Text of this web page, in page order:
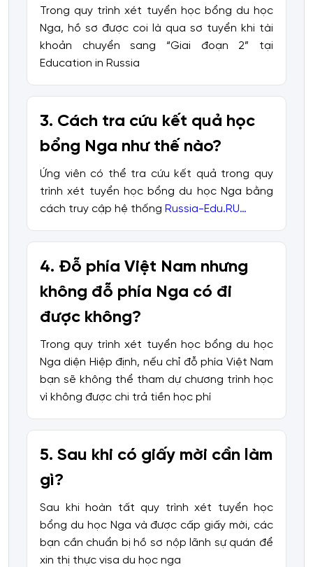
Trong quy trình xét tuyển học bổng du học
Nga, hồ sơ được coi là qua sơ tuyển khi tài
khoản chuyển sang “Giai đoạn 2” tại
Education in Russia
3. Cách tra cứu kết quả học
bổng Nga như thế nào?
Ứng viên có thể tra cứu kết quả trong quy
trình xét tuyển học bổng du học Nga bằng
cách truy cập hệ thống Russia-Edu.RU…
4. Đỗ phía Việt Nam nhưng
không đỗ phía Nga có đi
được không?
Trong quy trình xét tuyển học bổng du học
Nga diện Hiệp định, nếu chỉ đỗ phía Việt Nam
bạn sẽ không thể tham dự chương trình học
vì không được chi trả tiền học phí
5. Sau khi có giấy mời cần làm
gì?
Sau khi hoàn tất quy trình xét tuyển học
bổng du học Nga và được cấp giấy mời, các
bạn cần chuẩn bị hồ sơ nộp lãnh sự quán để
xin thị thực visa du học nga